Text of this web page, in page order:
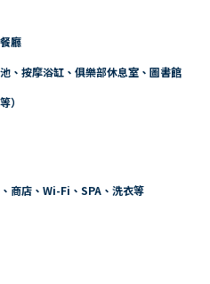
廳
、按摩浴缸、俱樂部休息室、圖書館
）
商店、Wi-Fi、SPA、洗衣等